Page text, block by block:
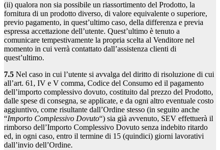
(ii) qualora non sia possibile un riassortimento del Prodotto, la
fornitura di un prodotto diverso, di valore equivalente o superiore,
previo pagamento, in quest’ultimo caso, della differenza e previa
espressa accettazione dell’utente. Quest’ultimo è tenuto a
comunicare tempestivamente la propria scelta al Venditore nel
momento in cui verrà contattato dall’assistenza clienti di
quest’ultimo.
7.5 Nel caso in cui l’utente si avvalga del diritto di risoluzione di cui
all’art. 61, IV e V comma, Codice del Consumo ed il pagamento
dell’importo complessivo dovuto, costituito dal prezzo del Prodotto,
dalle spese di consegna, se applicate, e da ogni altro eventuale costo
aggiuntivo, come risultante dall’Ordine stesso (in seguito anche
“Importo Complessivo Dovuto“) sia già avvenuto, SEV effettuerà il
rimborso dell’Importo Complessivo Dovuto senza indebito ritardo
ed, in ogni caso, entro il termine di 15 (quindici) giorni lavorativi
dall’invio dell’Ordine.